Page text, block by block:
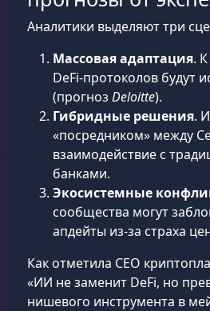
Аналитики выделяют три
Массовая адаптация.
DeFi-протоколов будут
(прогноз Deloitte).
Гибридные решения.
«посредником» между
взаимодействие с
банками.
Экосистемные
сообщества могут
апдейты из-за страха
Как отметила CEO
«ИИ не заменит DeFi, но
нишевого инструмента в